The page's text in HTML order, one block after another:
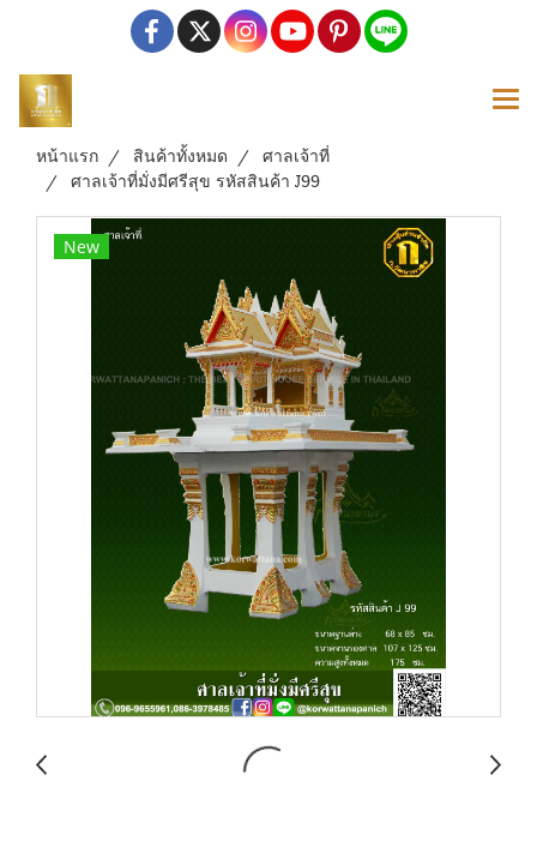
หน้าแรก สินค้าทั้งหมด
ศาลเจ้าที่
ศาลเจ้าที่มั่งมีศรีสุข รหัสสินค้า J99
New